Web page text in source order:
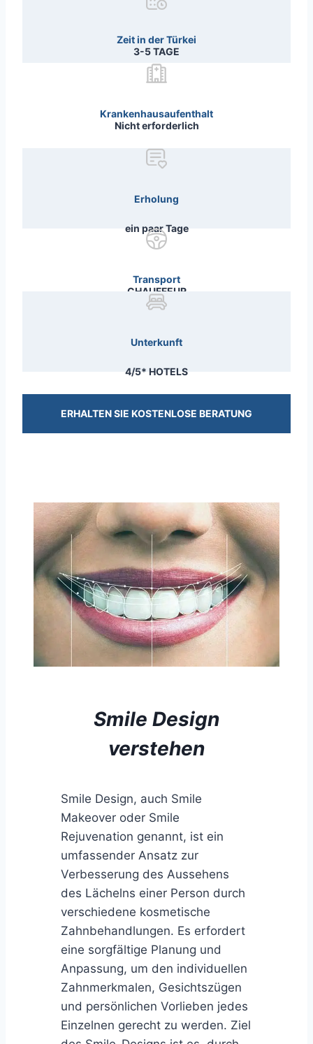
Zeit in der Türkei
3-5 TAGE
Krankenhausaufenthalt
Nicht erforderlich
Erholung
ein paar Tage
Transport
CHAUFFEUR
Unterkunft
4/5* HOTELS
ERHALTEN SIE KOSTENLOSE BERATUNG
Smile Design
verstehen
Smile Design, auch Smile
Makeover oder Smile
Rejuvenation genannt, ist ein
umfassender Ansatz zur
Verbesserung des Aussehens
des Lächelns einer Person durch
verschiedene kosmetische
Zahnbehandlungen. Es erfordert
eine sorgfältige Planung und
Anpassung, um den individuellen
Zahnmerkmalen, Gesichtszügen
und persönlichen Vorlieben jedes
Einzelnen gerecht zu werden. Ziel